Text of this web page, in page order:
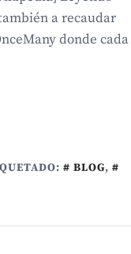
a recaudar
donde cada
BLOG,